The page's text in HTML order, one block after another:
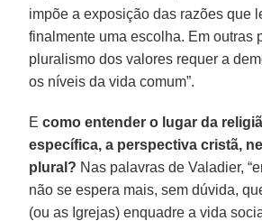
impõe a exposição das razões que
finalmente uma escolha. Em outras
pluralismo dos valores requer a
os níveis da vida comum”.
Ecomo entender o lugar da
específica, a perspectiva cristã,
plural? Nas palavras de Valadier,
não se espera mais, sem dúvida,
(ou as Igrejas) enquadre a vida